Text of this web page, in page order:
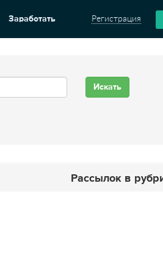
Заработать Регистрация
Рассылок в